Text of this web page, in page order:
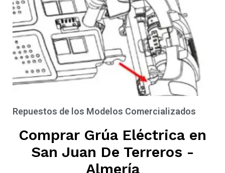
Repuestos de los Modelos Comercializados
Comprar Grúa Eléctrica en
San Juan De Terreros -
Almería